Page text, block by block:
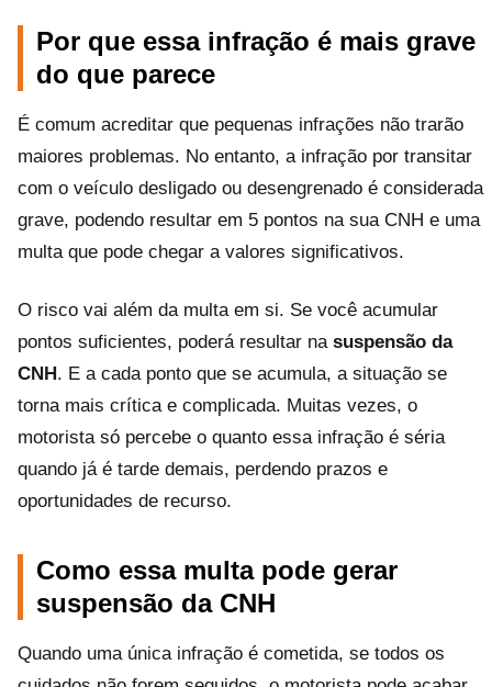
Por que essa infração é mais grave
do que parece
É comum acreditar que pequenas infrações não trarão
maiores problemas. No entanto, a infração por transitar
com o veículo desligado ou desengrenado é considerada
grave, podendo resultar em 5 pontos na sua CNH e uma
multa que pode chegar a valores significativos.
O risco vai além da multa em si. Se você acumular
pontos suficientes, poderá resultar na suspensão da
CNH . E a cada ponto que se acumula, a situação se
torna mais crítica e complicada. Muitas vezes, o
motorista só percebe o quanto essa infração é séria
quando já é tarde demais, perdendo prazos e
oportunidades de recurso.
Como essa multa pode gerar
suspensão da CNH
Quando uma única infração é cometida, se todos os